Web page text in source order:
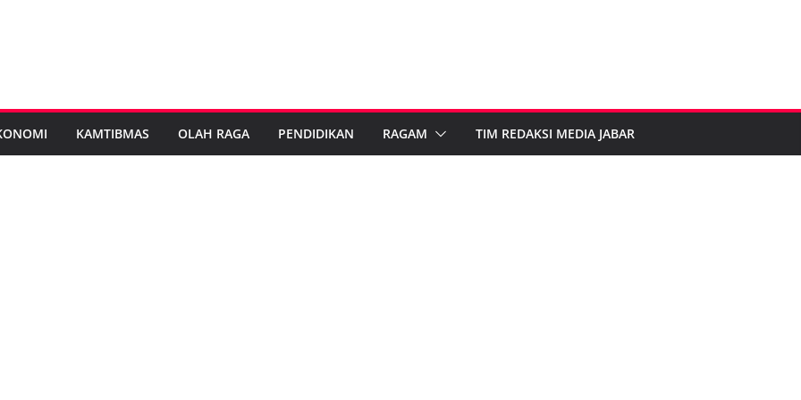
KAMTIBMAS OLAH RAGA PENDIDIKAN RAGAM TIM REDAKSI MEDIA JABAR